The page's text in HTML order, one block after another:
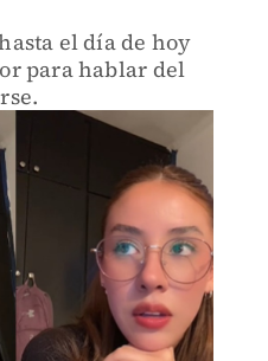
el día de hoy
para hablar del